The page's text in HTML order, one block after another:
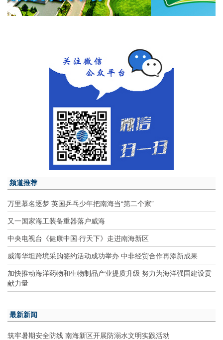
频道推荐
万里慕名逐梦 英国乒乓少年把南海当“第二个家”
又一国家海工装备重器落户威海
中央电视台《健康中国·行天下》走进南海新区
威海华坦跨境采购签约活动成功举办 中非经贸合作再添新成果
加快推动海洋药物和生物制品产业提质升级 努力为海洋强国建设贡
献力量
最新新闻
筑牢暑期安全防线 南海新区开展防溺水文明实践活动